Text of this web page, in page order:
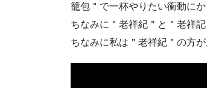
籠包＂で一杯やりたい衝動に
ちなみに＂老祥紀＂と＂老祥
ちなみに私は＂老祥紀＂の方